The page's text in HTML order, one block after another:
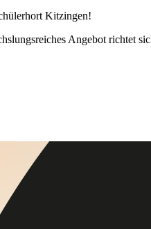
Kitzingen!
Angebot richtet